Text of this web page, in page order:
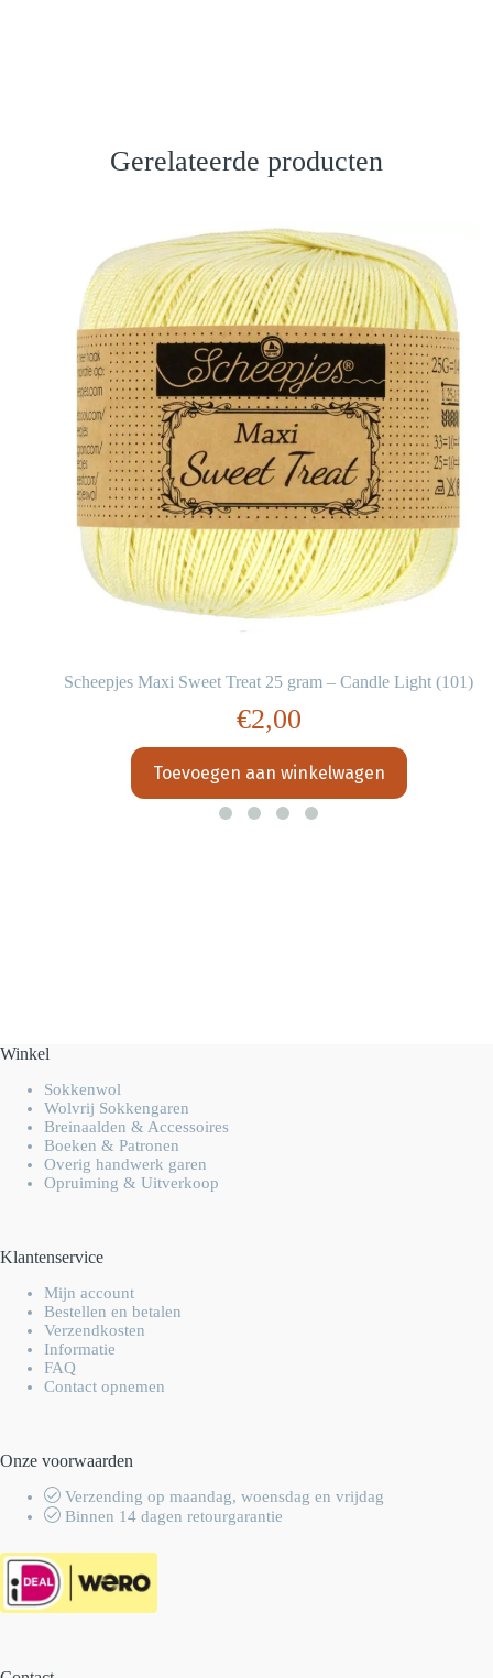
Gerelateerde producten
Scheepjes Maxi Sweet Treat 25 gram – Candle Light (101)
€2,00
Toevoegen aan winkelwagen
Winkel
Sokkenwol
Wolvrij Sokkengaren
Breinaalden & Accessoires
Boeken & Patronen
Overig handwerk garen
Opruiming & Uitverkoop
Klantenservice
Mijn account
Bestellen en betalen
Verzendkosten
Informatie
FAQ
Contact opnemen
Onze voorwaarden
Verzending op maandag, woensdag en vrijdag
Binnen 14 dagen retourgarantie